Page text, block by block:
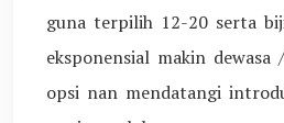
guna terpilih 12-20 serta
eksponensial makin
opsi nan mendatangi